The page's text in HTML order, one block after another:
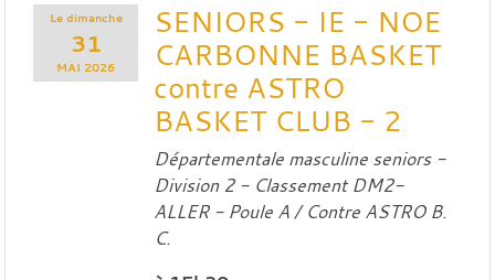
Le dimanche
31
MAI 2026
SENIORS - IE - NOE
CARBONNE BASKET
contre ASTRO
BASKET CLUB - 2
Départementale masculine seniors -
Division 2 - Classement DM2-
ALLER - Poule A / Contre ASTRO B.
C.